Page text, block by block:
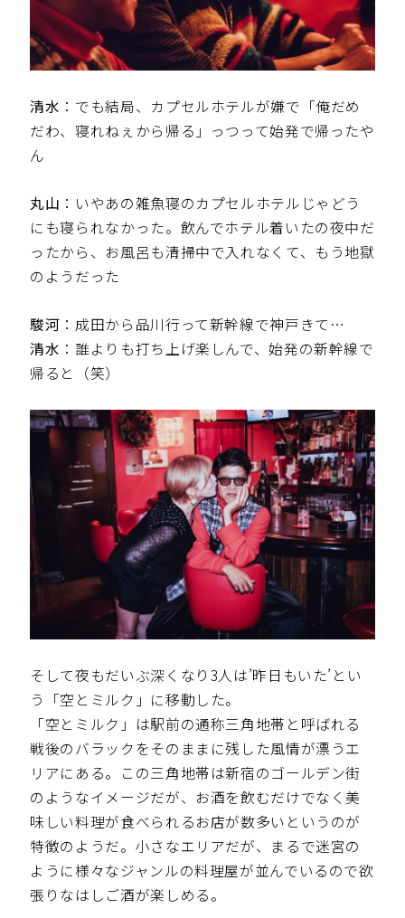
清水 ：でも結局、カプセルホテルが嫌で「俺だめ
だわ、寝れねぇから帰る」っつって始発で帰ったや
ん
丸山 ：いやあの雑魚寝のカプセルホテルじゃどう
にも寝られなかった。飲んでホテル着いたの夜中だ
ったから、お風呂も清掃中で入れなくて、もう地獄
のようだった
駿河 ：成田から品川行って新幹線で神戸きて…
清水 ：誰よりも打ち上げ楽しんで、始発の新幹線で
帰ると（笑）
そして夜もだいぶ深くなり3人は’昨日もいた’とい
う「空とミルク」に移動した。
「空とミルク」は駅前の通称三角地帯と呼ばれる
戦後のバラックをそのままに残した風情が漂うエ
リアにある。この三角地帯は新宿のゴールデン街
のようなイメージだが、お酒を飲むだけでなく美
味しい料理が食べられるお店が数多いというのが
特徴のようだ。小さなエリアだが、まるで迷宮の
ように様々なジャンルの料理屋が並んでいるので欲
張りなはしご酒が楽しめる。